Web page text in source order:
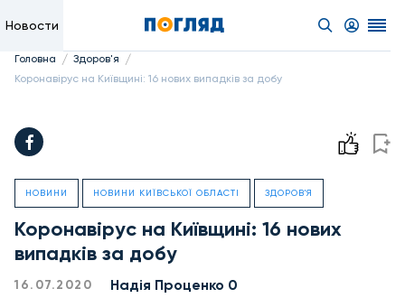
Новости
Головна / Здоров'я /
Коронавірус на Київщині: 16 нових випадків за добу
НОВИНИ НОВИНИ КИЇВСЬКОЇ ОБЛАСТІ ЗДОРОВ'Я
Коронавірус на Київщині: 16 нових
випадків за добу
16.07.2020 Надiя Проценко 0